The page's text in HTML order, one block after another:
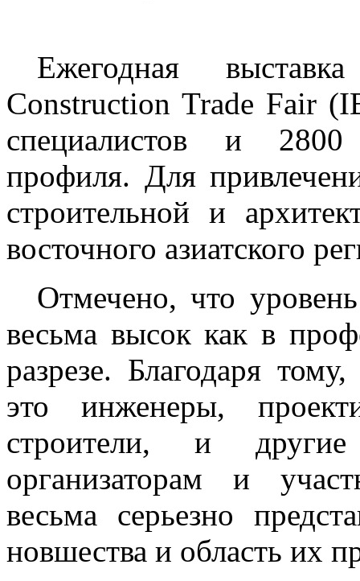
Ежегодная
Construction Trade Fair (
специалистов и 2800
профиля. Для
строительной и
восточного азиатского
Отмечено, что
весьма высок как в
разрезе. Благодаря
это инженеры,
строители, и другие
организаторам и
весьма серьезно
новшества и область их